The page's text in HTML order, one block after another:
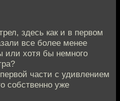
здесь как и в первом
все более менее
или хотя бы немного
части с удивлением
собственно уже